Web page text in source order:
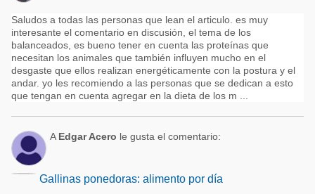
Saludos a todas las personas que lean el articulo. es muy
interesante el comentario en discusión, el tema de los
balanceados, es bueno tener en cuenta las proteínas que
necesitan los animales que también influyen mucho en el
desgaste que ellos realizan energéticamente con la postura y el
andar. yo les recomiendo a las personas que se dedican a esto
que tengan en cuenta agregar en la dieta de los m ...
A Edgar Acero le gusta el comentario:
Gallinas ponedoras: alimento por día